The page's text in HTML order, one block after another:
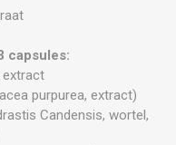
capsules:
extract
purpurea, extract)
Candensis, wortel,